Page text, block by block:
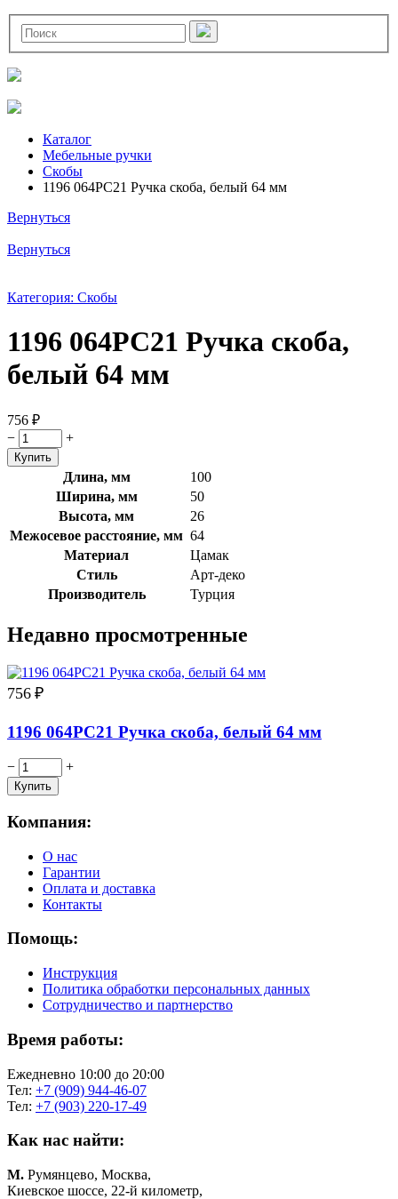
Каталог
Мебельные ручки
Скобы
1196 064PC21 Ручка скоба, белый 64 мм
Вернуться
Вернуться
Категория: Скобы
1196 064PC21 Ручка скоба,
белый 64 мм
756 ₽
−
+
Длина, мм
100
Ширина, мм
50
Высота, мм
26
Межосевое расстояние, мм 64
Материал
Цамак
Стиль
Арт-деко
Производитель
Турция
Недавно просмотренные
756 ₽
1196 064PC21 Ручка скоба, белый 64 мм
− +
Компания:
О нас
Гарантии
Оплата и доставка
Контакты
Помощь:
Инструкция
Политика обработки персональных данных
Сотрудничество и партнерство
Время работы:
Ежедневно 10:00 до 20:00
Тел: +7 (909) 944-46-07
Тел: +7 (903) 220-17-49
Как нас найти:
М. Румянцево, Москва,
Киевское шоссе, 22-й километр,